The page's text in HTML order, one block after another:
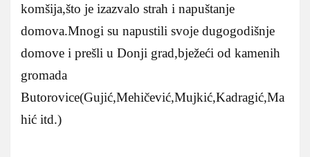
komšija,što je izazvalo strah i napuštanje
domova.Mnogi su napustili svoje dugogodišnje
domove i prešli u Donji grad,bježeći od kamenih
gromada
Butorovice(Gujić,Mehičević,Mujkić,Kadragić,Ma
hić itd.)